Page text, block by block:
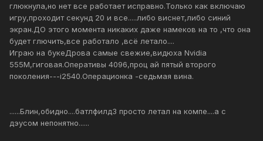
глюкнула,но нет все работает исправно.Только как включаю
игру,проходит секунд 20 и все.....либо виснет,либо синий
экран.ДО этого момента никаких даже намеков на то ,что она
будет глючить,все работало ,всё летало....
Играю на букеДрова самые свежие,видюха Nvidia
555M,гиговая.Оперативы 4096,проц ай пятый второго
поколения---i2540.Операционка -седьмая вина.
......Блин,обидно....батлфилд3 просто летал на компе....а с
дэусом непонятно......